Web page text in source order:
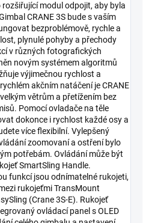
modul odpojit, aby byla
CRANE 3S bude s vaším
bezproblémově, rychle a
plynulé pohyby a přechody
v různých fotografických
novým systémem algoritmů
výjimečnou rychlost a
akčním natáčení je CRANE
větrům a přetížením bez
Pomocí ovladače na těle
dokonce i rychlost každé osy a
více flexibilní. Vylepšený
zoomovaní a ostření bylo
potřebám. Ovládání může být
SmartSling Handle.
funkcí jsou odnímatelné rukojeti,
rukojeťmi TransMount
(Crane 3S-E). Rukojeť
ovládací panel s OLED